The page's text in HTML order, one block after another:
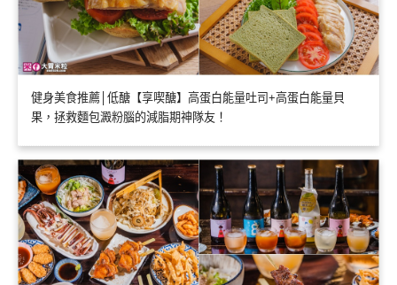
健身美食推薦│低醣【享喫醣】高蛋白能量吐司+高蛋白能量貝
果，拯救麵包澱粉腦的減脂期神隊友！